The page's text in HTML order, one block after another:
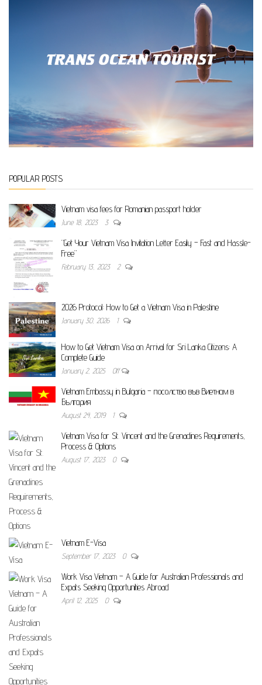
POPULAR POSTS
Vietnam visa fees for Romanian passport holder
June 18, 2023 3
“Get Your Vietnam Visa Invitation Letter Easily – Fast and Hassle-
Free”
February 13, 2023 2
2026 Protocol: How to Get a Vietnam Visa in Palestine
January 30, 2026 1
How to Get Vietnam Visa on Arrival for Sri Lanka Citizens: A
Complete Guide
January 2, 2025 Off
Vietnam Embassy in Bulgaria – посолство във Виетнам в
България
August 24, 2019 1
Vietnam Visa for St. Vincent and the Grenadines Requirements,
Process & Options
August 17, 2023 0
Vietnam E-Visa
September 17, 2023 0
Work Visa Vietnam – A Guide for Australian Professionals and
Expats Seeking Opportunities Abroad
April 12, 2025 0